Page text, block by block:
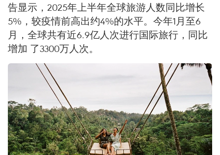
告显示，2025年上半年全球旅游人数同比增长
5%，较疫情前高出约4%的水平。今年1月至6
月，全球共有近6.9亿人次进行国际旅行，同比
增加 了3300万人次。